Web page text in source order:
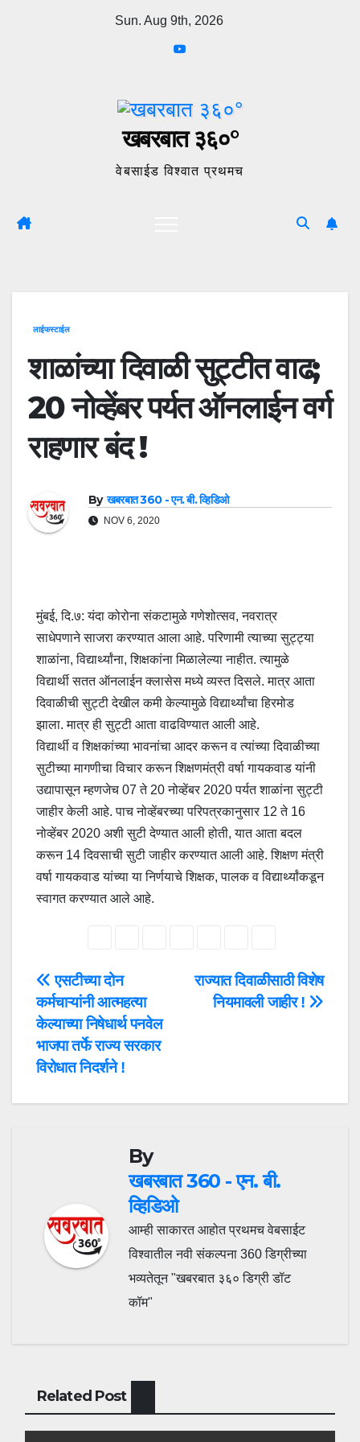
Sun. Aug 9th, 2026
खबरबात ३६०°
वेबसाईड विश्वात प्रथमच
लाईफस्टाईल
शाळांच्या दिवाळी सुट्टीत वाढ;
20 नोव्हेंबर पर्यत ऑनलाईन वर्ग
राहणार बंद !
By खबरबात 360 - एन. बी. व्हिडिओ
NOV 6, 2020
मुंबई, दि.७: यंदा कोरोना संकटामुळे गणेशोत्सव, नवरात्र
साधेपणाने साजरा करण्यात आला आहे. परिणामी त्याच्या सुट्ट्या
शाळांना, विद्यार्थ्यांना, शिक्षकांना मिळालेल्या नाहीत. त्यामुळे
विद्यार्थी सतत ऑनलाईन क्लासेस मध्ये व्यस्त दिसले. मात्र आता
दिवाळीची सुट्टी देखील कमी केल्यामुळे विद्यार्थ्यांचा हिरमोड
झाला. मात्र ही सुट्टी आता वाढविण्यात आली आहे.
विद्यार्थी व शिक्षकांच्या भावनांचा आदर करून व त्यांच्या दिवाळीच्या
सुटीच्या मागणीचा विचार करून शिक्षणमंत्री वर्षा गायकवाड यांनी
उद्यापासून म्हणजेच 07 ते 20 नोव्हेंबर 2020 पर्यत शाळांना सुट्टी
जाहीर केली आहे. पाच नोव्हेंबरच्या परिपत्रकानुसार 12 ते 16
नोव्हेंबर 2020 अशी सुटी देण्यात आली होती, यात आता बदल
करून 14 दिवसाची सुटी जाहीर करण्यात आली आहे. शिक्षण मंत्री
वर्षा गायकवाड यांच्या या निर्णयाचे शिक्षक, पालक व विद्यार्थ्यांकडून
स्वागत करण्यात आले आहे.
Post
navigation
राज्यात दिवाळीसाठी विशेष
नियमावली जाहीर !
एसटीच्या दोन
कर्मचाऱ्यांनी आत्महत्या
केल्याच्या निषेधार्थ पनवेल
भाजपा तर्फे राज्य सरकार
विरोधात निदर्शने !
By
खबरबात 360 - एन. बी.
व्हिडिओ
आम्ही साकारत आहोत प्रथमच वेबसाईट
विश्वातील नवी संकल्पना 360 डिग्रीच्या
भव्यतेतून "खबरबात ३६० डिग्री डॉट
कॉम"
Related Post